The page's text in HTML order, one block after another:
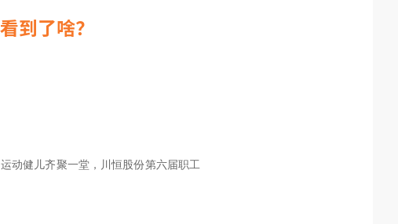
到了啥？
动健儿齐聚一堂，川恒股份第六届职工